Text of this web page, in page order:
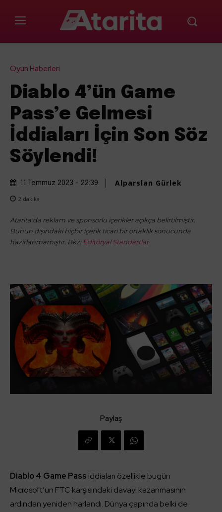
Oyun Haberleri
Diablo 4’ün Game
Pass’e Gelmesi
İddiaları İçin Son Söz
Söylendi!
11 Temmuz 2023 - 22:39 Alparslan Gürlek
2 dakika
Atarita'da reklam ve sponsorlu içerikler açıkça belirtilmiştir.
Bunun dışındaki hiçbir içerik ticari bir ortaklık sonucunda
hazırlanmamıştır. Bkz: Editöryal Standartlar
Paylaş
Diablo 4 Game Pass iddiaları özellikle bugün
Microsoft’un FTC karşısındaki davayı kazanmasının
ardından yeniden harlandı. Dünya çapında belki de